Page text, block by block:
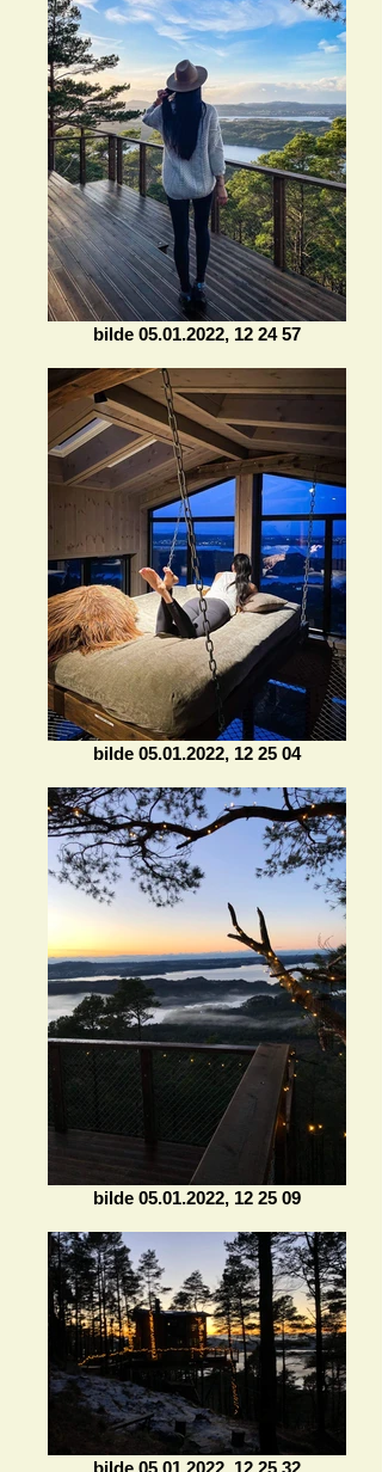
bilde 05.01.2022, 12 24 57
bilde 05.01.2022, 12 25 04
bilde 05.01.2022, 12 25 09
bilde 05.01.2022, 12 25 32